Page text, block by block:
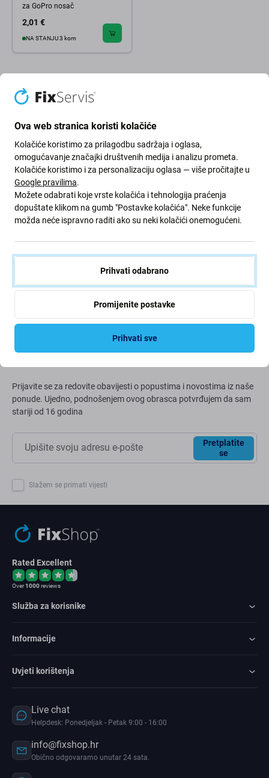
za GoPro nosač
2,01 €
NA STANJU 3 kom
Zeleni put
prilagođavamo naše procese kako bismo smanjili naš
trag.
Prijavite se za redovite obavijesti o popustima i novostima iz naše
ponude. Ujedno, podnošenjem ovog obrasca potvrđujem da sam
stariji od 16 godina
Pretplatite
se
Slažem se primati vijesti
Rated Excellent
Over1000reviews
Služba za korisnike
Informacije
Uvjeti korištenja
Live chat
Helpdesk: Ponedjeljak - Petak 9:00 - 16:00
info@fixshop.hr
Obično odgovaramo unutar 24 sata.
Ova web stranica koristi kolačiće
Kolačiće koristimo za prilagodbu sadržaja i oglasa,
omogućavanje značajki društvenih medija i analizu prometa.
Kolačiće koristimo i za personalizaciju oglasa — više pročitajte u
Google pravilima.
Možete odabrati koje vrste kolačića i tehnologija praćenja
dopuštate klikom na gumb "Postavke kolačića". Neke funkcije
možda neće ispravno raditi ako su neki kolačići onemogućeni.
Prihvati odabrano
Promijenite postavke
Prihvati sve